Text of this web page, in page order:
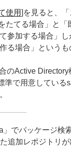
使用]を見ると、
たてる場合」と「
参加する場合」
る場合」というも
のActive Directory
準で用意している
でパッケージ検
追加レポジトリが